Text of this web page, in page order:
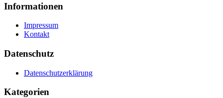
Informationen
Impressum
Kontakt
Datenschutz
Datenschutzerklärung
Kategorien